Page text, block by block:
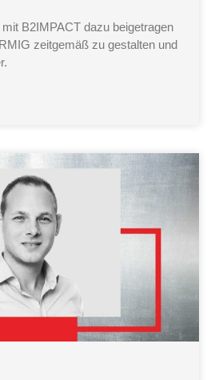
B2IMPACT dazu beigetragen
zeitgemäß zu gestalten und